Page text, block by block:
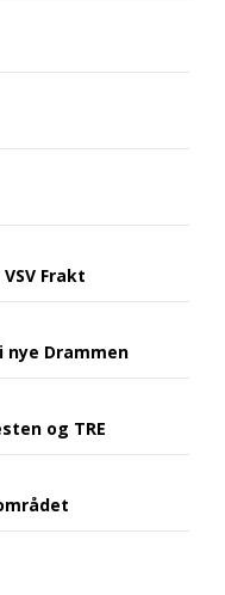
Frakt
Drammen
og TRE